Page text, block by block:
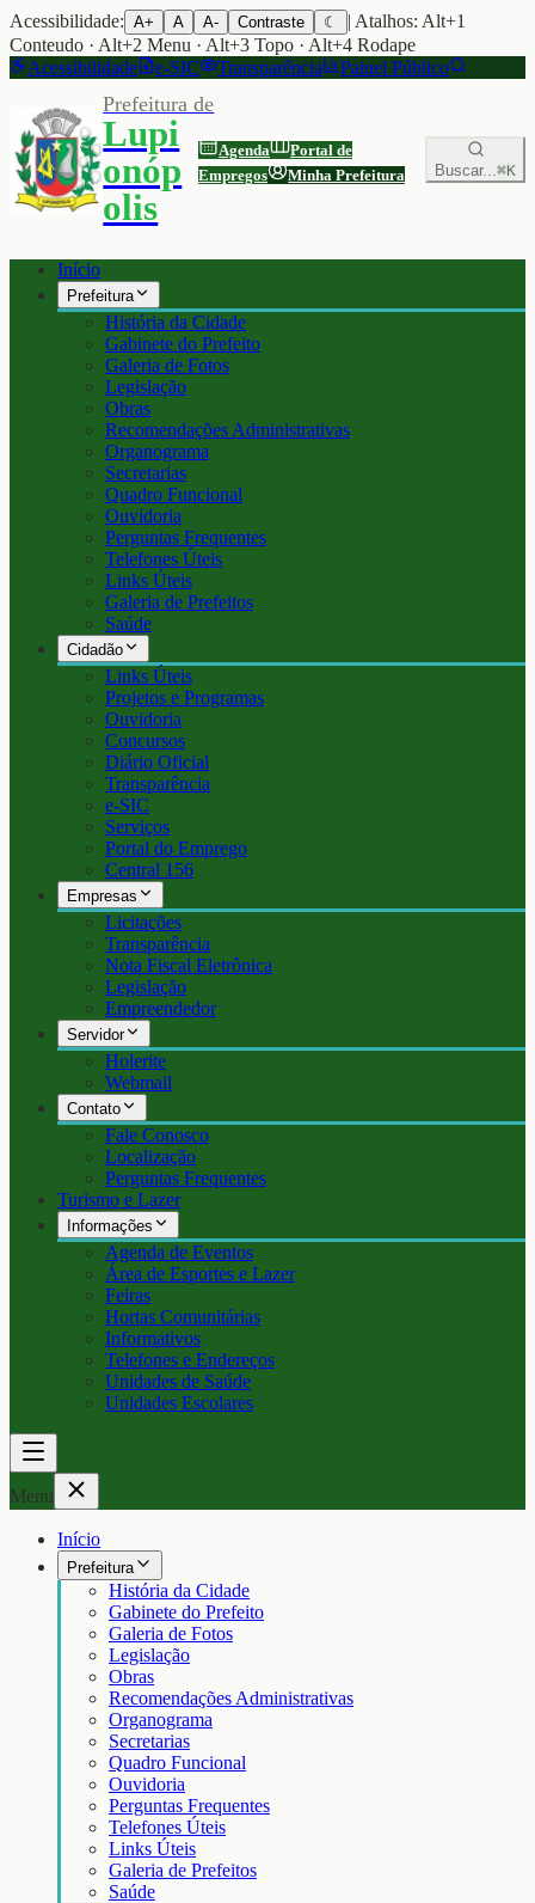
Acessibilidade: A+ A A- Contraste ☾
| Atalhos: Alt+1
Conteudo · Alt+2 Menu · Alt+3 Topo · Alt+4 Rodape
Acessibilidade
e-SIC Transparência Painel Público
Prefeitura de
Lupi
onóp
olis
Agenda
Portal de
Empregos
Minha Prefeitura Buscar...⌘K
Início
Prefeitura
História da Cidade
Gabinete do Prefeito
Galeria de Fotos
Legislação
Obras
Recomendações Administrativas
Organograma
Secretarias
Quadro Funcional
Ouvidoria
Perguntas Frequentes
Telefones Úteis
Links Úteis
Galeria de Prefeitos
Saúde
Cidadão
Links Úteis
Projetos e Programas
Ouvidoria
Concursos
Diário Oficial
Transparência
e-SIC
Serviços
Portal do Emprego
Central 156
Empresas
Licitações
Transparência
Nota Fiscal Eletrônica
Legislação
Empreendedor
Servidor
Holerite
Webmail
Contato
Fale Conosco
Localização
Perguntas Frequentes
Turismo e Lazer
Informações
Agenda de Eventos
Área de Esportes e Lazer
Feiras
Hortas Comunitárias
Informativos
Telefones e Endereços
Unidades de Saúde
Unidades Escolares
Menu
Início
Prefeitura
História da Cidade
Gabinete do Prefeito
Galeria de Fotos
Legislação
Obras
Recomendações Administrativas
Organograma
Secretarias
Quadro Funcional
Ouvidoria
Perguntas Frequentes
Telefones Úteis
Links Úteis
Galeria de Prefeitos
Saúde